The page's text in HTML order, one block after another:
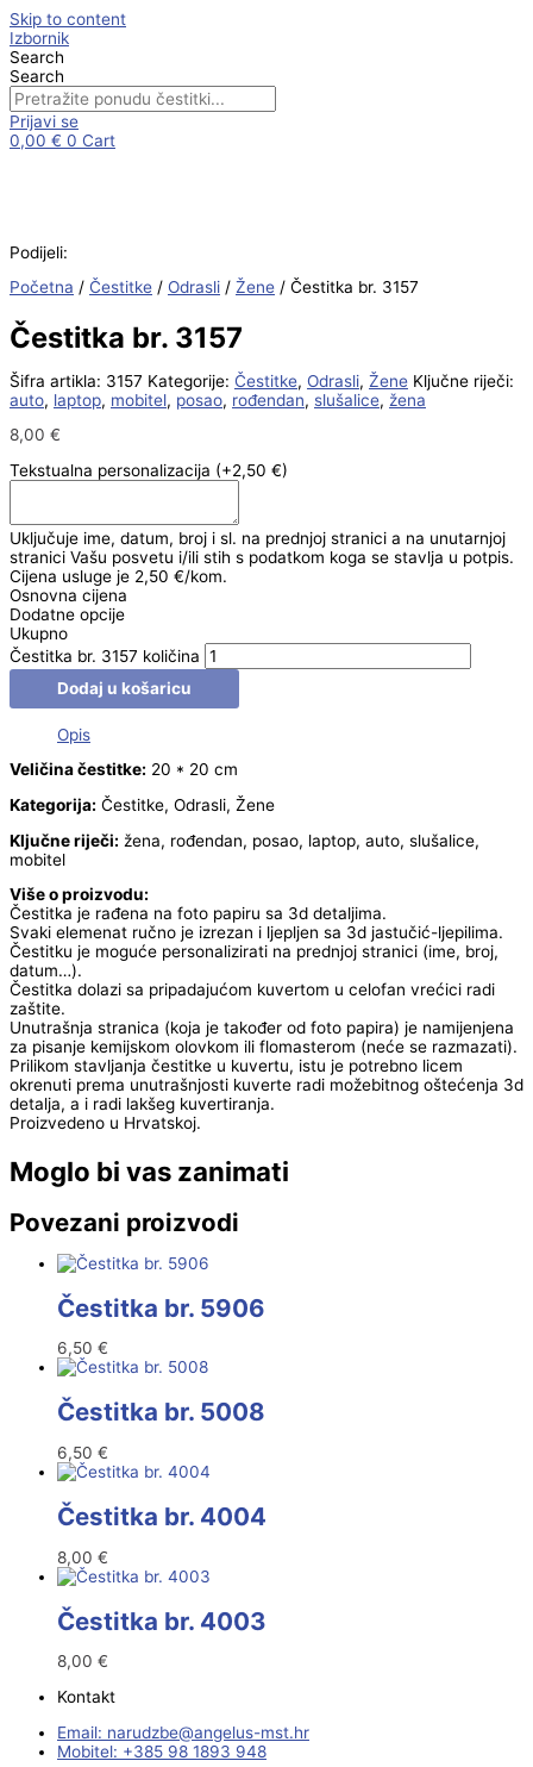
Skip to content
Izbornik
Search
Search
Prijavi se
0,00 € 0 Cart
Podijeli:
Početna / Čestitke / Odrasli / Žene / Čestitka br. 3157
Čestitka br. 3157
Šifra artikla: 3157 Kategorije: Čestitke, Odrasli, Žene Ključne riječi:
auto, laptop, mobitel, posao, rođendan, slušalice, žena
8,00 €
Tekstualna personalizacija (+2,50 €)
Uključuje ime, datum, broj i sl. na prednjoj stranici a na unutarnjoj
stranici Vašu posvetu i/ili stih s podatkom koga se stavlja u potpis.
Cijena usluge je 2,50 €/kom.
Osnovna cijena
Dodatne opcije
Ukupno
Čestitka br. 3157 količina
Dodaj u košaricu
Opis
Veličina čestitke: 20 * 20 cm
Kategorija: Čestitke, Odrasli, Žene
Ključne riječi: žena, rođendan, posao, laptop, auto, slušalice,
mobitel
Više o proizvodu:
Čestitka je rađena na foto papiru sa 3d detaljima.
Svaki elemenat ručno je izrezan i ljepljen sa 3d jastučić-ljepilima.
Čestitku je moguće personalizirati na prednjoj stranici (ime, broj,
datum…).
Čestitka dolazi sa pripadajućom kuvertom u celofan vrećici radi
zaštite.
Unutrašnja stranica (koja je također od foto papira) je namijenjena
za pisanje kemijskom olovkom ili flomasterom (neće se razmazati).
Prilikom stavljanja čestitke u kuvertu, istu je potrebno licem
okrenuti prema unutrašnjosti kuverte radi možebitnog oštećenja 3d
detalja, a i radi lakšeg kuvertiranja.
Proizvedeno u Hrvatskoj.
Moglo bi vas zanimati
Povezani proizvodi
Čestitka br. 5906
6,50 €
Čestitka br. 5008
6,50 €
Čestitka br. 4004
8,00 €
Čestitka br. 4003
8,00 €
Kontakt
Email:
rh.tsm-sulegna
@ebzduran
Mobitel: +385 98 1893 948